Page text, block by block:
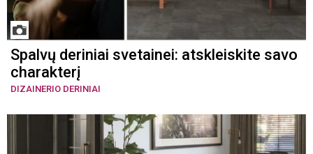
Spalvų deriniai svetainei: atskleiskite savo
charakterį
DIZAINERIO DERINIAI